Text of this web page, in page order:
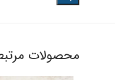
محصولات